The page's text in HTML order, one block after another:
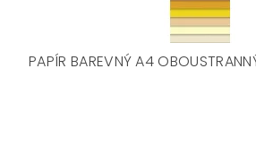
PAPÍR BAREVNÝ A4